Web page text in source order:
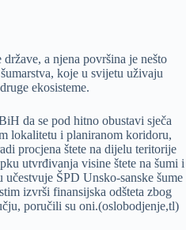
a njena površina je nešto
koje u svijetu uživaju
ekosisteme.
da se pod hitno obustavi sječa
lokalitetu i planiranom koridoru,
procjena štete na dijelu teritorije
utvrđivanja visine štete na šumi i
ŠPD Unsko-sanske šume
izvrši finansijska odšteta zbog
poručili su oni.(oslobodjenje,tl)